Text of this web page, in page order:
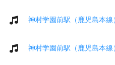
神村学園前駅（鹿児島本
神村学園前駅（鹿児島本